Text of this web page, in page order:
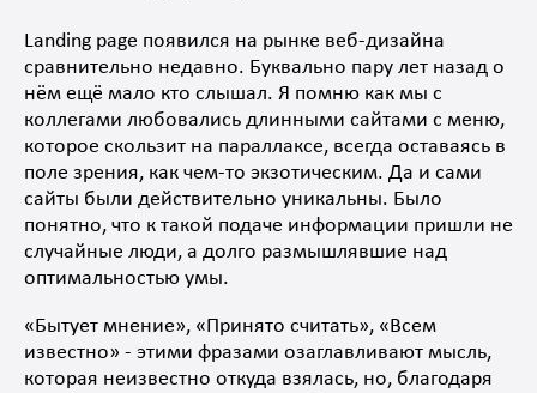
Landing page появился на рынке веб-дизайна
сравнительно недавно. Буквально пару лет назад о
нём ещё мало кто слышал. Я помню как мы с
коллегами любовались длинными сайтами с меню,
которое скользит на параллаксе, всегда оставаясь в
поле зрения, как чем-то экзотическим. Да и сами
сайты были действительно уникальны. Было
понятно, что к такой подаче информации пришли не
случайные люди, а долго размышлявшие над
оптимальностью умы.
«Бытует мнение», «Принято считать», «Всем
известно» - этими фразами озаглавливают мысль,
которая неизвестно откуда взялась, но, благодаря